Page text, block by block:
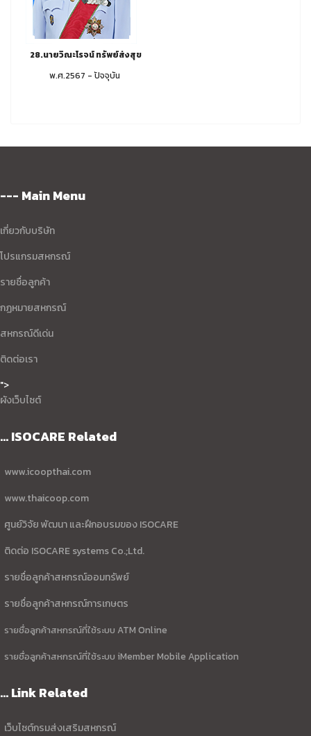
28.นายวิณะโรจน์ ทรัพย์ส่งสุข
พ.ศ.2567 - ปัจจุบัน
--- Main Menu
เกี่ยวกับบริษัท
โปรแกรมสหกรณ์
รายชื่อลูกค้า
กฏหมายสหกรณ์
สหกรณ์ดีเด่น
ติดต่อเรา
">
ผังเว็บไซต์
... ISOCARE Related
www.icoopthai.com
www.thaicoop.com
ศูนย์วิจัย พัฒนา และฝึกอบรมของ ISOCARE
ติดต่อ ISOCARE systems Co.;Ltd.
รายชื่อลูกค้าสหกรณ์ออมทรัพย์
รายชื่อลูกค้าสหกรณ์การเกษตร
รายชื่อลูกค้าสหกรณ์ที่ใช้ระบบ ATM Online
รายชื่อลูกค้าสหกรณ์ที่ใช้ระบบ iMember Mobile Application
... Link Related
เว็บไซต์กรมส่งเสริมสหกรณ์